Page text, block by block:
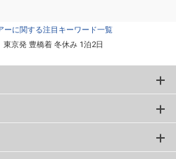
ーに関する注目キーワード一覧
東京発 豊橋着 冬休み 1泊2日